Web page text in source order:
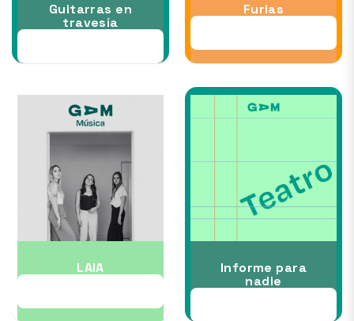
Guitarras en
travesía
Furias
LAIA
Informe para
nadie